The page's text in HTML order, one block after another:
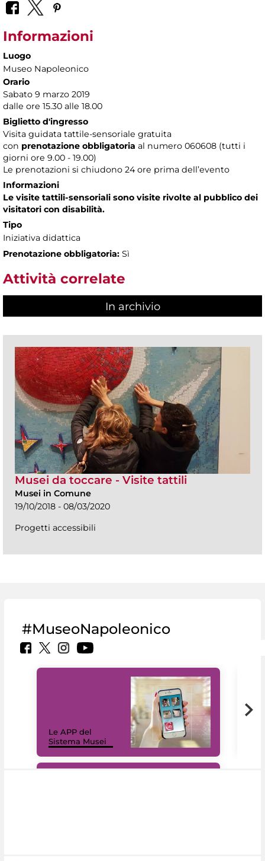
Informazioni
Luogo
Museo Napoleonico
Orario
Sabato 9 marzo 2019
dalle ore 15.30 alle 18.00
Biglietto d'ingresso
Visita guidata tattile-sensoriale gratuita
con prenotazione obbligatoria al numero 060608 (tutti i
giorni ore 9.00 - 19.00)
Le prenotazioni si chiudono 24 ore prima dell’evento
Informazioni
Le visite tattili-sensoriali sono visite rivolte al pubblico dei
visitatori con disabilità.
Tipo
Iniziativa didattica
Prenotazione obbligatoria: Sì
Attività correlate
In archivio
Musei da toccare - Visite tattili
Musei in Comune
19/10/2018 - 08/03/2020
Progetti accessibili
#MuseoNapoleonico
Le APP del
Sistema Musei